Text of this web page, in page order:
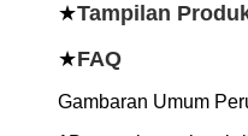
★Tampilan
★FAQ
Gambaran Umum